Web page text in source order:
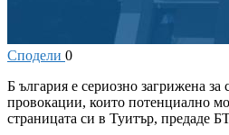
Сподели 0
Б ългария е сериозно загрижена
провокации, които потенциално
страницата си в Туитър, предаде